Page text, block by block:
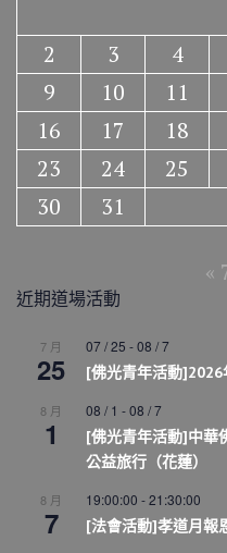
2
3 4
9
10 11
16
17 18
23
24 25
30
31
«
近期道場活動
7 月
25
07 / 25 -08 / 7
[佛光青年活動
8 月
1
08 / 1 -08 / 7
[佛光青年活動]中華
公益旅行（花蓮）
8 月
7
19:00:00 -21:30:00
[法會活動]孝道月報